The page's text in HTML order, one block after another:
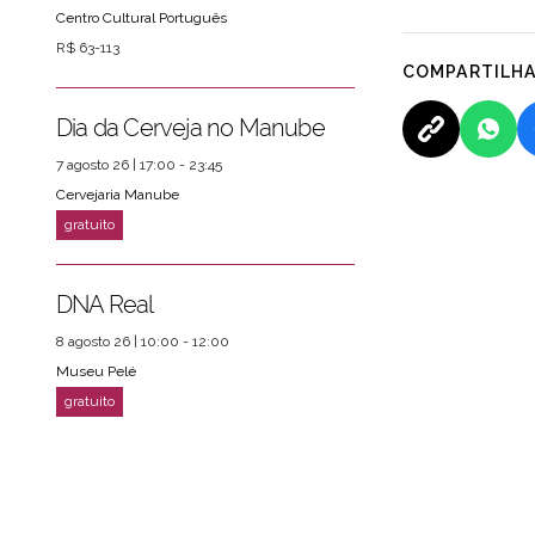
PRÓXIMOS EVENTOS
Centro Cultural Português
R$ 63-113
Dia da Cerveja no Manube
7 agosto 26 | 17:00 - 23:45
Cervejaria Manube
DNA Real
8 agosto 26 | 10:00 - 12:00
Museu Pelé